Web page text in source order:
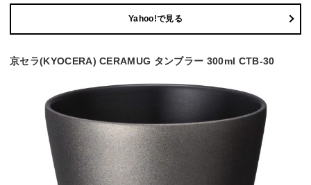
Yahoo!で見る
京セラ(KYOCERA) CERAMUG タンブラー 300ml CTB-30